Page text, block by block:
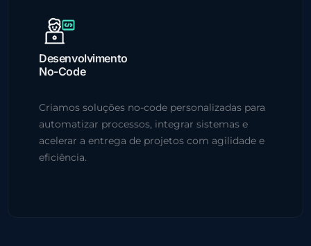
Desenvolvimento
No-Code
Criamos soluções no-code personalizadas para
automatizar processos, integrar sistemas e
acelerar a entrega de projetos com agilidade e
eficiência.